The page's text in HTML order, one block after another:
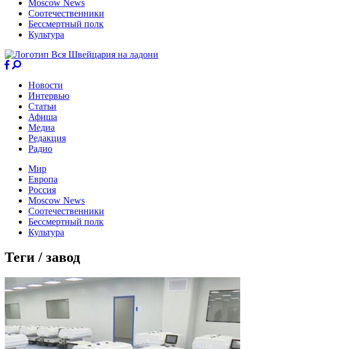
Moscow News
Соотечественники
Бессмертный полк
Культура
Новости
Интервью
Статьи
Афиша
Медиа
Редакция
Радио
Мир
Европа
Россия
Moscow News
Соотечественники
Бессмертный полк
Культура
Теги / завод